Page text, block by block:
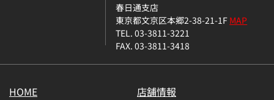
春日通支店
東京都文京区本郷2-38-21-1FMAP
TEL. 03-3811-3221
FAX. 03-3811-3418
HOME
店舗情報